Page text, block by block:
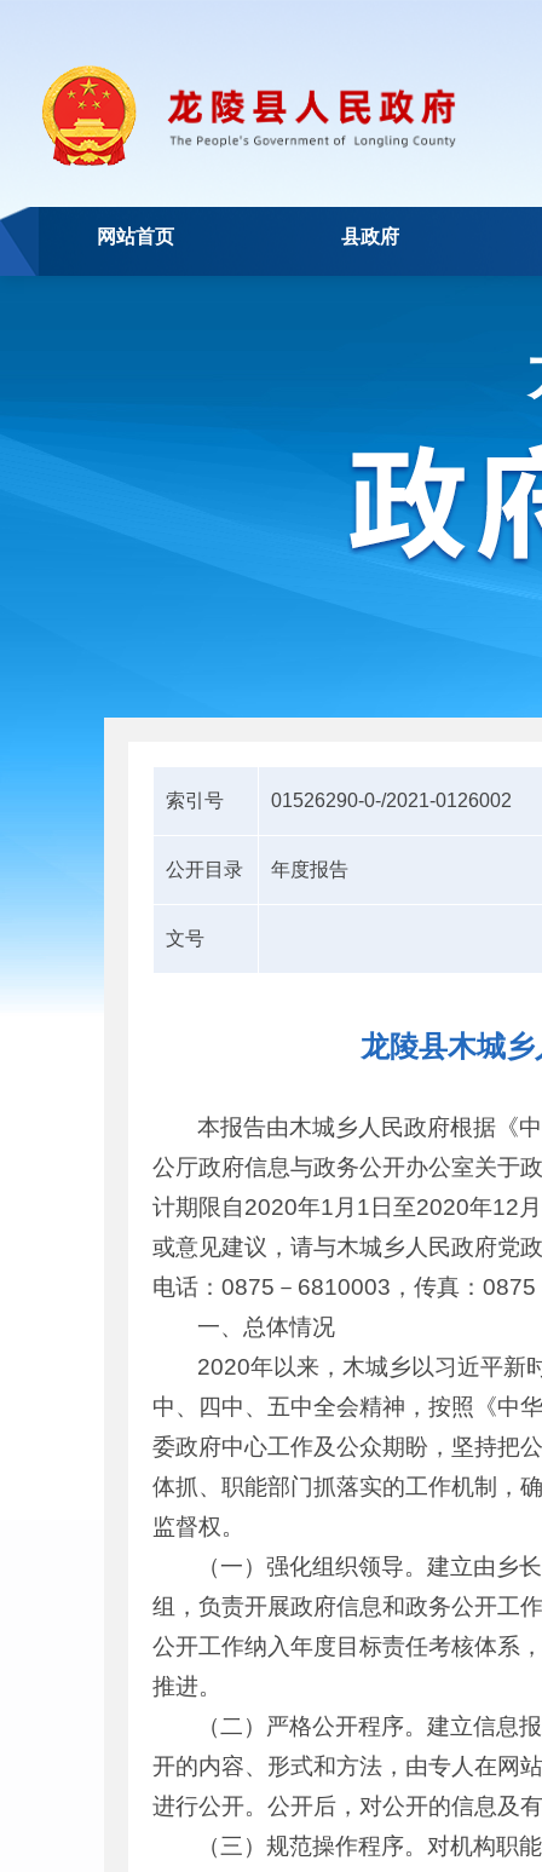
网站首页 县政府
索引号 01526290-0-/2021-0126002
公开目录 年度报告
文号
龙陵县木城
本报告由木城乡人民政府根据《
公厅政府信息与政务公开办公室关于
计期限自2020年1月1日至2020年12
或意见建议，请与木城乡人民政府党
电话：0875－6810003，传真：
一、总体情况
2020年以来，木城乡以习近平新
中、四中、五中全会精神，按照《中
委政府中心工作及公众期盼，坚持把
体抓、职能部门抓落实的工作机制，
监督权。
（一）强化组织领导。建立由乡
组，负责开展政府信息和政务公开工
公开工作纳入年度目标责任考核体系
推进。
（二）严格公开程序。建立信息
开的内容、形式和方法，由专人在网
进行公开。公开后，对公开的信息及
（三）规范操作程序。对机构职